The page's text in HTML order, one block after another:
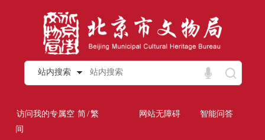
站内搜索
访问我的专属空
间
简/繁 网站无障碍 智能问答